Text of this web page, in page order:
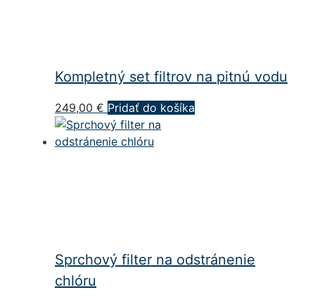
Kompletný set filtrov na pitnú vodu
249,00 € Pridať do košíka
Sprchový filter na odstránenie
chlóru